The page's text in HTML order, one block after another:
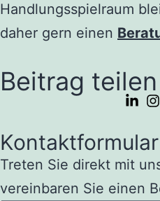
Handlungsspielraum
daher gern einen
Beitrag teilen
Kontaktformular
Treten Sie direkt mit
vereinbaren Sie einen